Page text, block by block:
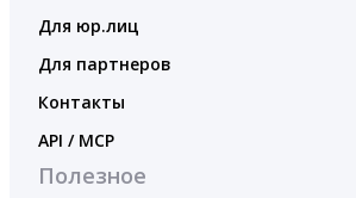
Для юр.лиц
Для партнеров
Контакты
API / MCP
Полезное